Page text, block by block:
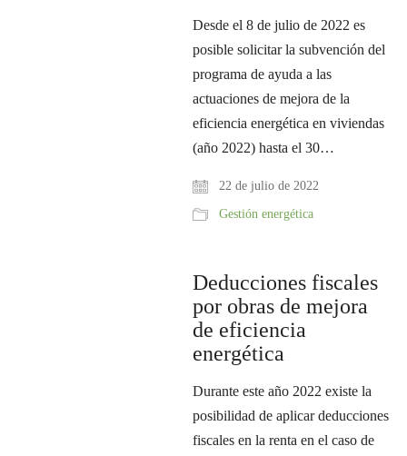
Desde el 8 de julio de 2022 es
posible solicitar la subvención del
programa de ayuda a las
actuaciones de mejora de la
eficiencia energética en viviendas
(año 2022) hasta el 30…
22 de julio de 2022
Gestión energética
Deducciones fiscales
por obras de mejora
de eficiencia
energética
Durante este año 2022 existe la
posibilidad de aplicar deducciones
fiscales en la renta en el caso de